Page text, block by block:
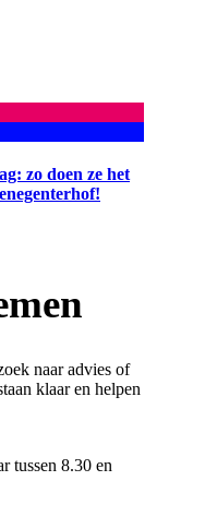
zo doen ze het
naar advies of
klaar en helpen
tussen 8.30 en